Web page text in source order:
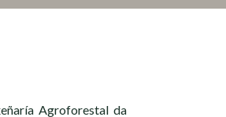
Agroforestal da